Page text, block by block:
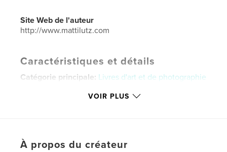
Site Web de l'auteur
http://www.mattilutz.com
Caractéristiques et détails
Catégorie principale: Livres d'art et de photographie
Catégories supplémentaires Photographie
ISBN
VOIR PLUS
À propos du créateur